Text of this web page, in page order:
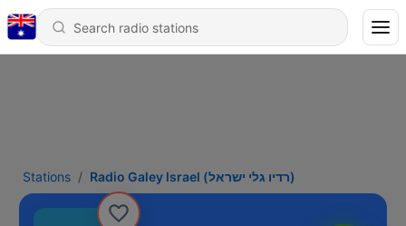
Stations Radio Galey Israel (רדיו גלי ישראל)